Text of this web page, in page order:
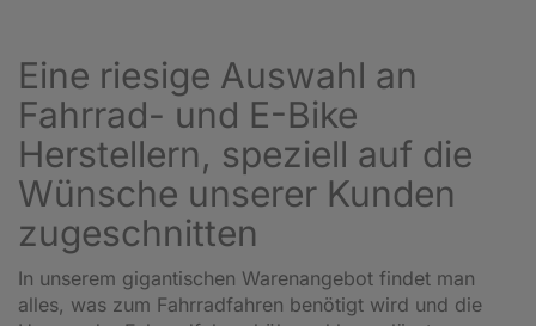
Eine riesige Auswahl an
Fahrrad- und E-Bike
Herstellern, speziell auf die
Wünsche unserer Kunden
zugeschnitten
In unserem gigantischen Warenangebot findet man
alles, was zum Fahrradfahren benötigt wird und die